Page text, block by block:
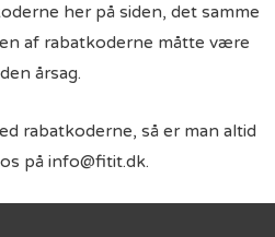
her på siden, det samme
af rabatkoderne måtte være
årsag.
rabatkoderne, så er man altid
på info@fitit.dk.